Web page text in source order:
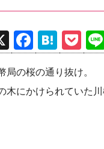
X
F
a
c
e
H
at
e
n
P
o
ck
et
局の桜の通り抜け。
木にかけられていた川